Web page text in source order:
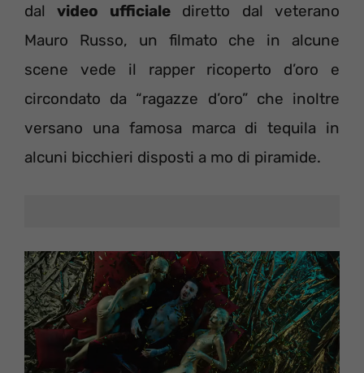
dalvideo ufficialediretto dal veterano
Mauro Russo, un filmato che in alcune
scene vede il rapper ricoperto d’oro e
circondato da “ragazze d’oro” che inoltre
versano una famosa marca di tequila in
alcuni bicchieri disposti a mo di piramide.